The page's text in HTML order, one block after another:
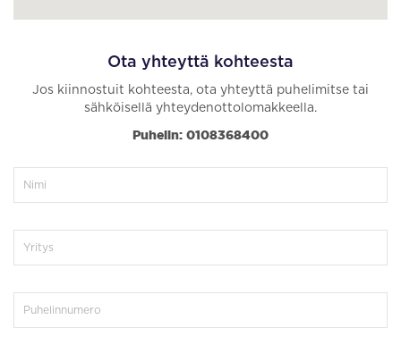
Ota yhteyttä kohteesta
Jos kiinnostuit kohteesta, ota yhteyttä puhelimitse tai
sähköisellä yhteydenottolomakkeella.
Puhelin: 0108368400